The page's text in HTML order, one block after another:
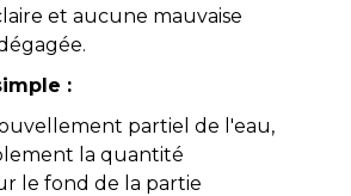
et aucune mauvaise
:
partiel de l'eau,
la quantité
le fond de la partie